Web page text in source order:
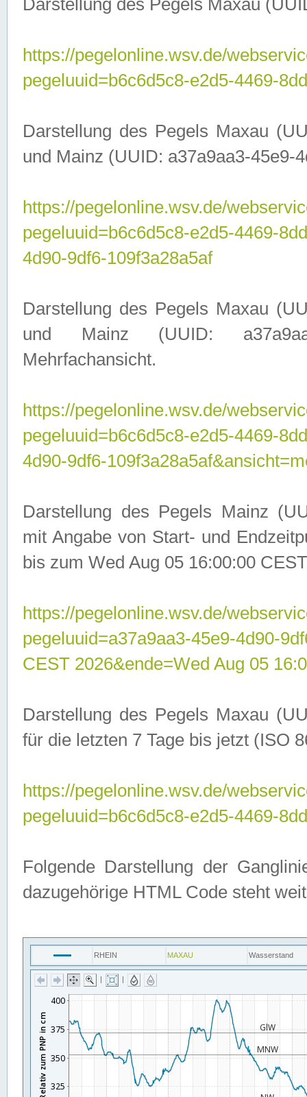
Darstellung des Pegels Maxau
https://pegelonline.wsv.de/
pegeluuid=b6c6d5c8-e2d5-4469-
Darstellung des Pegels Maxau
und Mainz (UUID: a37a9aa3-45e9-
https://pegelonline.wsv.de/
pegeluuid=b6c6d5c8-e2d5-4469-
4d90-9df6-109f3a28a5af
Darstellung des Pegels Maxau
und Mainz (UUID:
Mehrfachansicht.
https://pegelonline.wsv.de/
pegeluuid=b6c6d5c8-e2d5-4469-
4d90-9df6-
Darstellung des Pegels Mainz
mit Angabe von Start- und
bis zum Wed Aug 05 16:00:00
https://pegelonline.wsv.de/
pegeluuid=a37a9aa3-45e9-
CEST 2026&ende=Wed Aug 05
Darstellung des Pegels Maxau
für die letzten 7 Tage bis jetzt (ISO
https://pegelonline.wsv.de/
pegeluuid=b6c6d5c8-e2d5-4469-
Folgende Darstellung der
dazugehörige HTML Code steht